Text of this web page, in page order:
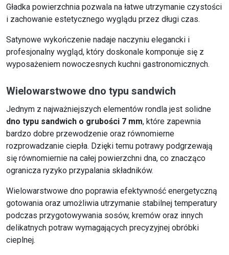
Gładka powierzchnia pozwala na łatwe utrzymanie czystości
i zachowanie estetycznego wyglądu przez długi czas.
Satynowe wykończenie nadaje naczyniu elegancki i
profesjonalny wygląd, który doskonale komponuje się z
wyposażeniem nowoczesnych kuchni gastronomicznych.
Wielowarstwowe dno typu sandwich
Jednym z najważniejszych elementów rondla jest solidne
dno typu sandwich o grubości 7 mm, które zapewnia
bardzo dobre przewodzenie oraz równomierne
rozprowadzanie ciepła. Dzięki temu potrawy podgrzewają
się równomiernie na całej powierzchni dna, co znacząco
ogranicza ryzyko przypalania składników.
Wielowarstwowe dno poprawia efektywność energetyczną
gotowania oraz umożliwia utrzymanie stabilnej temperatury
podczas przygotowywania sosów, kremów oraz innych
delikatnych potraw wymagających precyzyjnej obróbki
cieplnej.